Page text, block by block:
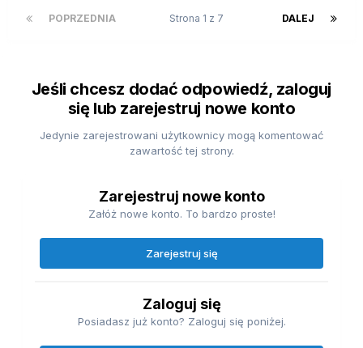
POPRZEDNIA DALEJ
Strona 1 z 7
Jeśli chcesz dodać odpowiedź, zaloguj
się lub zarejestruj nowe konto
Jedynie zarejestrowani użytkownicy mogą komentować
zawartość tej strony.
Zarejestruj nowe konto
Załóż nowe konto. To bardzo proste!
Zarejestruj się
Zaloguj się
Posiadasz już konto? Zaloguj się poniżej.